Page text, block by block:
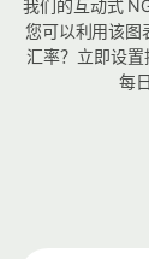
我们的互动式
您可以利用该图
汇率？立即设
每